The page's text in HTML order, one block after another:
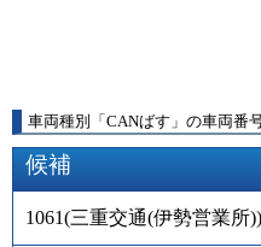
車両種別
「 CANばす 」 の車両番
候補
1061(三重交通(伊勢営業所))